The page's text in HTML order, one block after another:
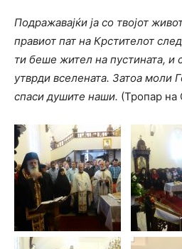
Подражавајќи ја со твојот
правиот пат на Крстителот
ти беше жител на пустината, и
утврди вселената. Затоа моли
спаси душите наши. (Тропар на